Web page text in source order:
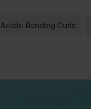
Acidic Bonding Curls